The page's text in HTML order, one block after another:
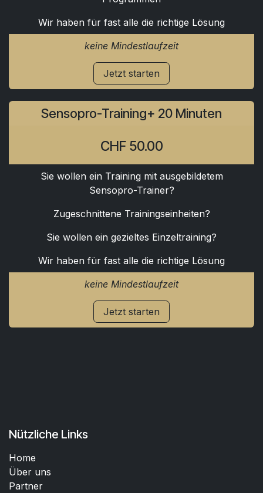
Wir haben für fast alle die richtige Lösung
keine Mindestlaufzeit
Jetzt starten
Sensopro-Training+ 20 Minuten
CHF 50.00
Sie wollen ein Training mit ausgebildetem
Sensopro-Trainer?
Zugeschnittene Trainingseinheiten?
Sie wollen ein gezieltes Einzeltraining?
Wir haben für fast alle die richtige Lösung
keine Mindestlaufzeit
Jetzt starten
Nützliche Links
Home
Über uns
Partner